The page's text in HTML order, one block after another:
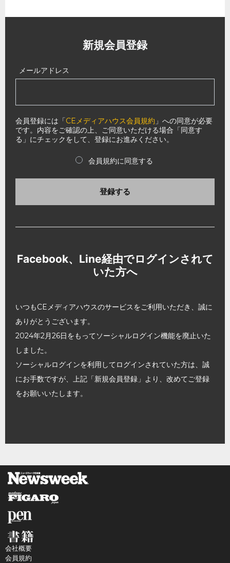
新規会員登録
メールアドレス
会員登録には「CEメディアハウス会員規約 」への同意が必要
です。内容をご確認の上、ご同意いただける場合「同意す
る」にチェックをして、登録にお進みください。
会員規約に同意する
登録する
Facebook、Line経由でログインされて
いた方へ
いつもCEメディアハウスのサービスをご利用いただき、誠に
ありがとうございます。
2024年2月26日をもってソーシャルログイン機能を廃止いた
しました。
ソーシャルログインを利用してログインされていた方は、誠
にお手数ですが、上記「新規会員登録」より、改めてご登録
をお願いいたします。
会社概要
会員規約